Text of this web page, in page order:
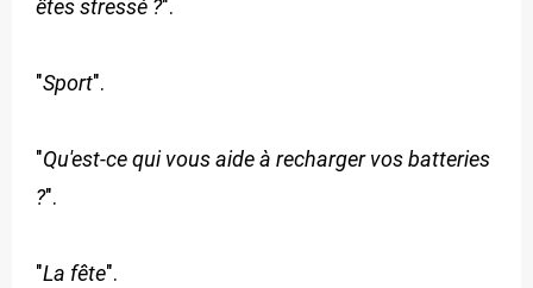
êtes stressé ?".
"Sport".
"Qu'est-ce qui vous aide à recharger vos batteries
?".
"La fête".